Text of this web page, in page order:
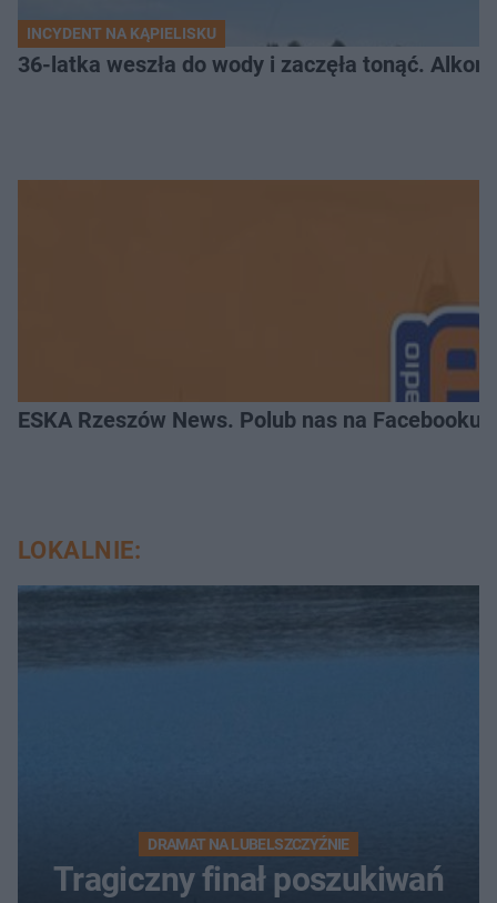
INCYDENT NA KĄPIELISKU
36-latka weszła do wody i zaczęła tonąć.
ESKA Rzeszów News. Polub nas na Facebooku!
LOKALNIE:
DRAMAT NA LUBELSZCZYŹNIE
Tragiczny finał poszukiwań